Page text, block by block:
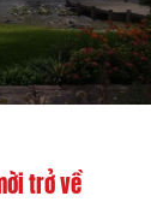
trở về